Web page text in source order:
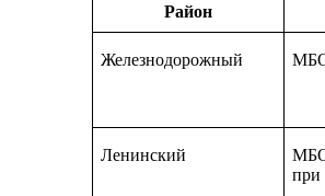
Район
Железнодорожный
Ленинский
при